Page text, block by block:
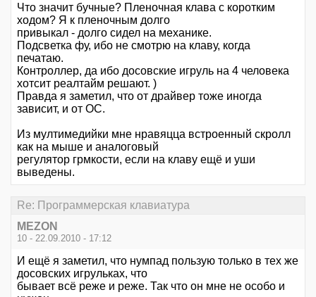
Что значит бучные? Пленочная клава с коротким
ходом? Я к пленочным долго
привыкал - долго сидел на механике.
Подсветка фу, ибо не смотрю на клаву, когда
печатаю.
Контроллер, да ибо досовские игруль на 4 человека
хотсит реалтайм решают. )
Правда я заметил, что от драйвер тоже иногда
зависит, и от ОС.
Из мултимедийки мне нравяцца встроенный скролл
как на мыше и аналоговый
регулятор грмкости, если на клаву ещё и уши
выведены.
Re: Программерская клавиатура
MEZON
10 - 22.09.2010 - 17:12
И ещё я заметил, что нумпад пользую только в тех же
досовских игрульках, что
бывает всё реже и реже. Так что он мне не особо и